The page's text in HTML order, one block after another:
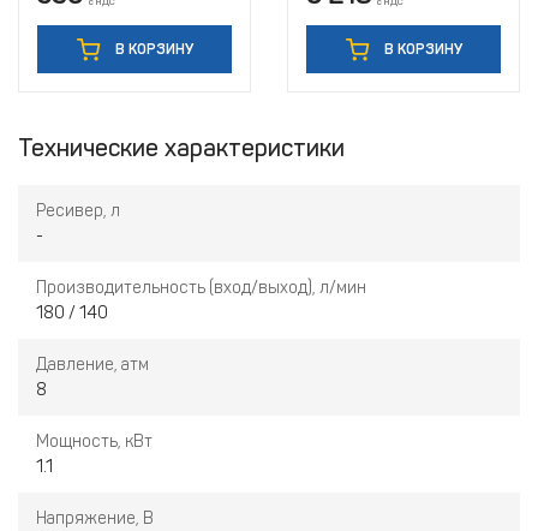
В КОРЗИНУ В КОРЗИНУ
Технические характеристики
Ресивер, л
-
Производительность (вход/выход), л/мин
180 / 140
Давление, атм
8
Мощность, кВт
1.1
Напряжение, В